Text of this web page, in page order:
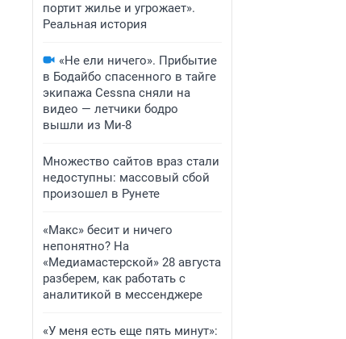
портит жилье и угрожает».
Реальная история
«Не ели ничего». Прибытие
в Бодайбо спасенного в тайге
экипажа Cessna сняли на
видео — летчики бодро
вышли из Ми-8
Множество сайтов враз стали
недоступны: массовый сбой
произошел в Рунете
«Макс» бесит и ничего
непонятно? На
«Медиамастерской» 28 августа
разберем, как работать с
аналитикой в мессенджере
«У меня есть еще пять минут»: